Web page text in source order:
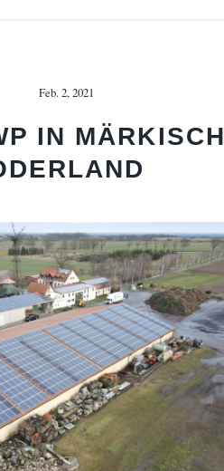
Feb. 2, 2021
IN MÄRKISCH